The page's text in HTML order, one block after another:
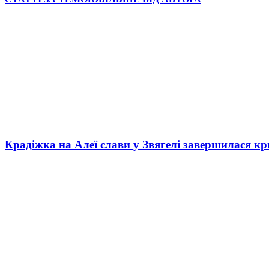
Крадіжка на Алеї слави у Звягелі завершилася